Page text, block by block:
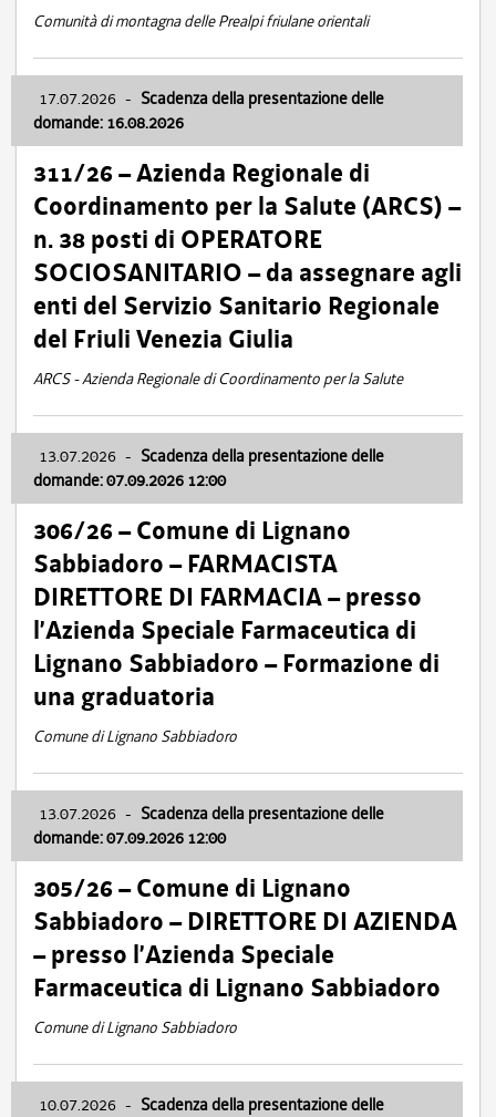
Comunità di montagna delle Prealpi friulane orientali
17.07.2026 - Scadenza della presentazione delle
domande: 16.08.2026
311/26 – Azienda Regionale di
Coordinamento per la Salute (ARCS) –
n. 38 posti di OPERATORE
SOCIOSANITARIO – da assegnare agli
enti del Servizio Sanitario Regionale
del Friuli Venezia Giulia
ARCS - Azienda Regionale di Coordinamento per la Salute
13.07.2026 - Scadenza della presentazione delle
domande: 07.09.2026 12:00
306/26 – Comune di Lignano
Sabbiadoro – FARMACISTA
DIRETTORE DI FARMACIA – presso
l’Azienda Speciale Farmaceutica di
Lignano Sabbiadoro – Formazione di
una graduatoria
Comune di Lignano Sabbiadoro
13.07.2026 - Scadenza della presentazione delle
domande: 07.09.2026 12:00
305/26 – Comune di Lignano
Sabbiadoro – DIRETTORE DI AZIENDA
– presso l’Azienda Speciale
Farmaceutica di Lignano Sabbiadoro
Comune di Lignano Sabbiadoro
10.07.2026 - Scadenza della presentazione delle